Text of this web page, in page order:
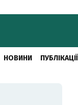
НОВИНИ ПУБЛІКАЦІЇ